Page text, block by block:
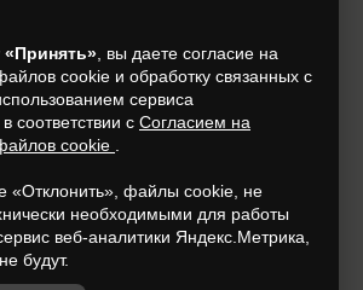
300-007
«Принять» , вы даете согласие на
cookie и обработку связанных с
сервиса
соответствии с Согласием на
cookie
«Отклонить», файлы cookie, не
необходимыми для работы
веб-аналитики Яндекс.Метрика,
будут.